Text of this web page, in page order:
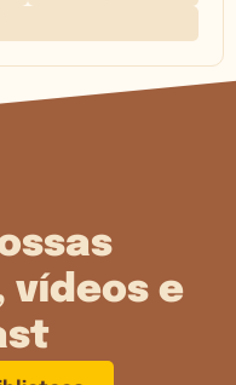
vídeos e